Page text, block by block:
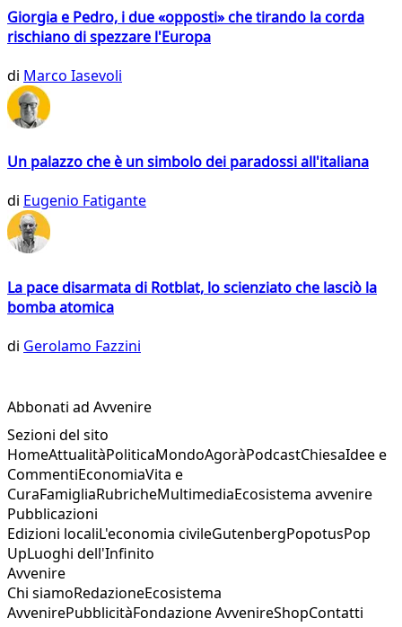
Giorgia e Pedro, i due «opposti» che tirando la corda
rischiano di spezzare l'Europa
di Marco Iasevoli
Un palazzo che è un simbolo dei paradossi all'italiana
di Eugenio Fatigante
La pace disarmata di Rotblat, lo scienziato che lasciò la
bomba atomica
di Gerolamo Fazzini
Abbonati ad Avvenire
Sezioni del sito
HomeAttualitàPoliticaMondoAgoràPodcastChiesaIdee e
CommentiEconomiaVita e
CuraFamigliaRubricheMultimediaEcosistema avvenire
Pubblicazioni
Edizioni localiL'economia civileGutenbergPopotusPop
UpLuoghi dell'Infinito
Avvenire
Chi siamoRedazioneEcosistema
AvvenirePubblicitàFondazione AvvenireShopContatti